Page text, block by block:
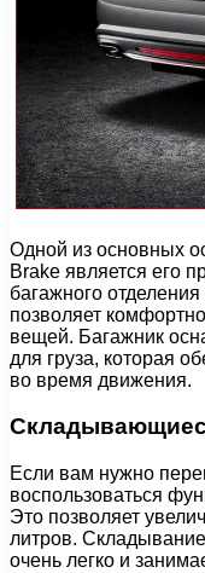
Одной из основных
Brake является его
багажного
позволяет
вещей. Багажник
для груза, которая
во время движения.
Если вам нужно
воспользоваться
Это позволяет
литров.
очень легко и